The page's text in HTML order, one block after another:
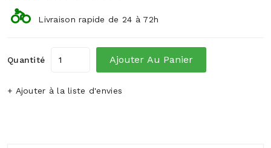
Livraison rapide de 24 à 72h
Quantité Ajouter Au Panier
+ Ajouter à la liste d'envies